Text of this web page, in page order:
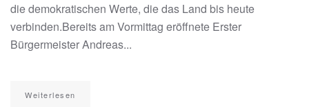
die demokratischen Werte, die das Land bis heute
verbinden.Bereits am Vormittag eröffnete Erster
Bürgermeister Andreas...
Weiterlesen